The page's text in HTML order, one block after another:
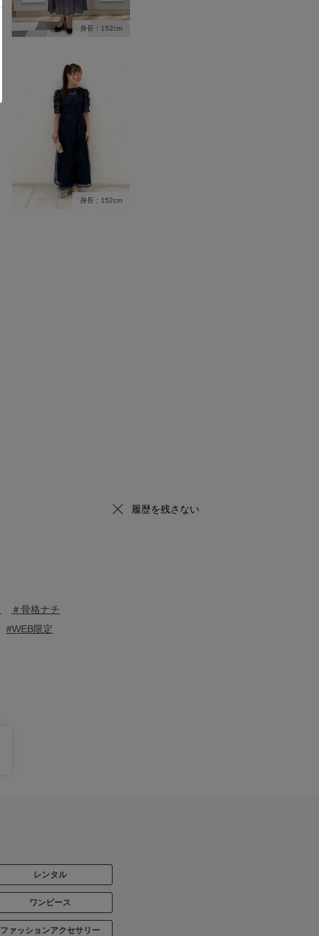
身長：152cm
身長：152cm
履歴を残さない
＃骨格ナチ
#WEB限定
レンタル
ワンピース
ファッションアクセサリー